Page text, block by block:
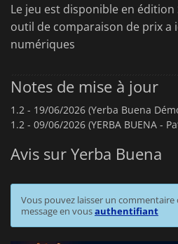
Le jeu est disponible en
outil de comparaison de prix a
numériques
Notes de mise à jour
1.2 - 19/06/2026 (Yerba Buena
1.2 - 09/06/2026 (YERBA BUENA -
Avis sur Yerba Buena
Vous pouvez laisser un
message en vousauthentifiant